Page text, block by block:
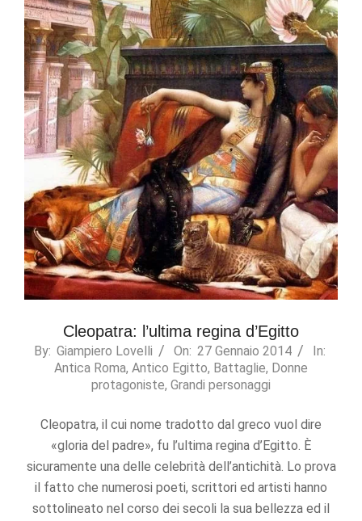
Cleopatra: l’ultima regina d’Egitto
2014-
By: Giampiero Lovelli On: 27 Gennaio 2014
In:
Antica Roma, Antico Egitto, Battaglie, Donne
protagoniste, Grandi personaggi
Cleopatra, il cui nome tradotto dal greco vuol dire
«gloria del padre», fu l’ultima regina d’Egitto. È
sicuramente una delle celebrità dell’antichità. Lo prova
il fatto che numerosi poeti, scrittori ed artisti hanno
sottolineato nel corso dei secoli la sua bellezza ed il